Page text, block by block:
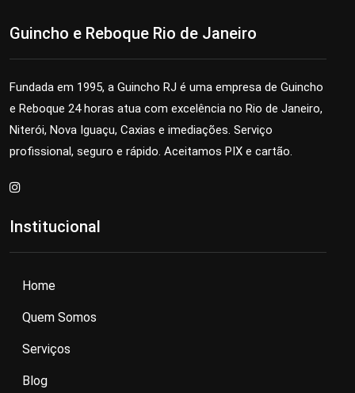
Guincho e Reboque Rio de Janeiro
Fundada em 1995, a Guincho RJ é uma empresa de Guincho
e Reboque 24 horas atua com excelência no Rio de Janeiro,
Niterói, Nova Iguaçu, Caxias e imediações. Serviço
profissional, seguro e rápido. Aceitamos PIX e cartão.
Institucional
Home
Quem Somos
Serviços
Blog